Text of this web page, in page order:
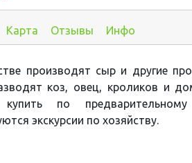
Карта Отзывы Инфо
производят сыр и другие
коз, овец, кроликов и
по
экскурсии по хозяйству.